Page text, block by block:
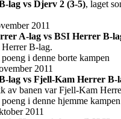
lag vs Djerv 2 (3-5), laget
2011
A-lag vs BSI Herrer B-
B-lag.
i denne borte kampen
2011
lag vs Fjell-Kam Herrer B-
av banen var Fjell-Kam
i denne hjemme kampen
2011